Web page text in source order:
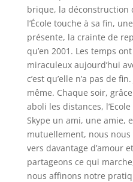
brique, la déconstruction
l’École touche à sa fin,
présente, la crainte de
qu’en 2001. Les temps
miraculeux aujourd’hui
c’est qu’elle n’a pas de
même. Chaque soir,
aboli les distances,
Skype un ami, une amie,
mutuellement, nous
vers davantage d’amour
partageons ce qui
nous affinons notre